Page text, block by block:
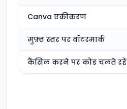
Canva एकीकरण
मुफ़्त स्तर पर वॉटरमार्क
कैंसिल करने पर कोड चलते रहें